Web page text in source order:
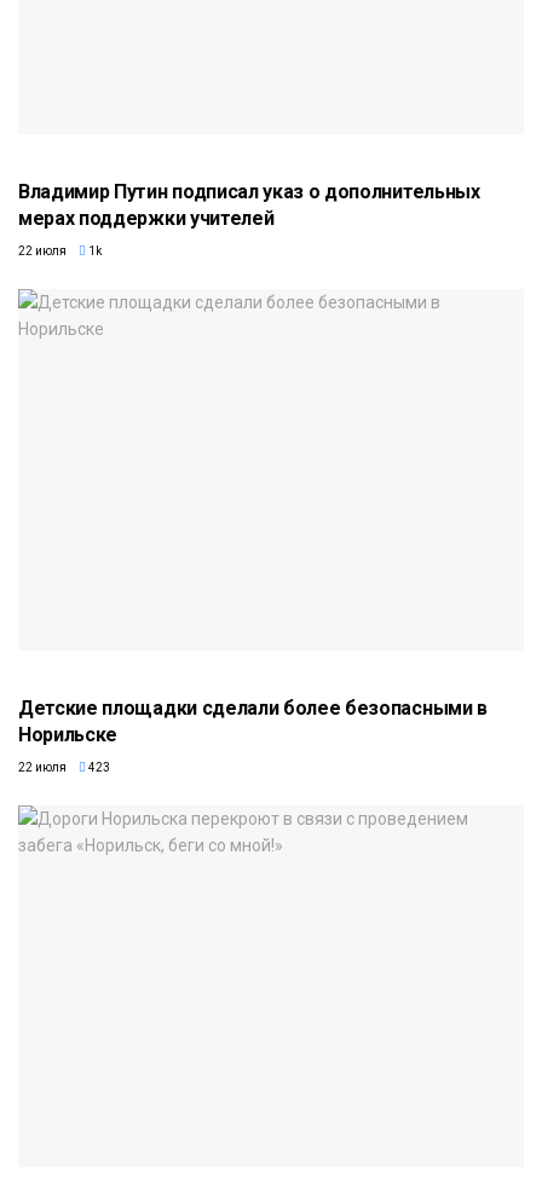
Владимир Путин подписал указ о дополнительных
мерах поддержки учителей
22 июля 1k
Детские площадки сделали более безопасными в
Норильске
22 июля 423